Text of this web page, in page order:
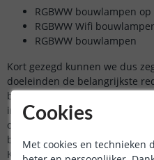
RGBWW bouwlampen
RGBWW Wifi
RGBWW bouwlampen
Kort gezegd kunnen we dus
doeleinden de belangrijkste
bouwlamp of schijnwerper aan
informatie wenst over de
over hoe deze toepassingen
betreffende pagina’s. Bij
Klantenservice te aller tijden
Cookies
Met cookies en technieken